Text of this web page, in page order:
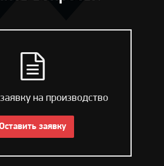
на производство
заявку